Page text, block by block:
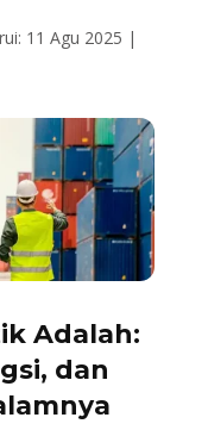
11 Agu 2025 |
Adalah:
dan